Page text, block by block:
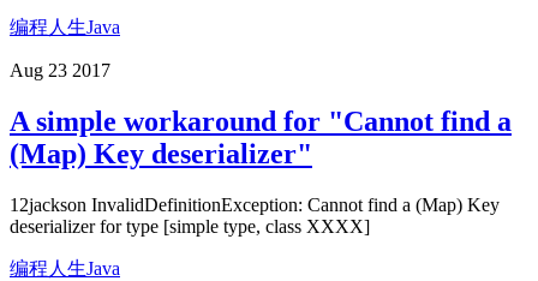
编程人生Java
Aug 23 2017
A simple workaround for "Cannot find a
(Map) Key deserializer"
12jackson InvalidDefinitionException: Cannot find a (Map) Key
deserializer for type [simple type, class XXXX]
编程人生Java